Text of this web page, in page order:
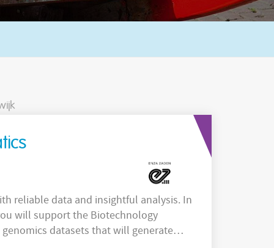
reliable data and insightful analysis. In
will support the Biotechnology
datasets that will generate